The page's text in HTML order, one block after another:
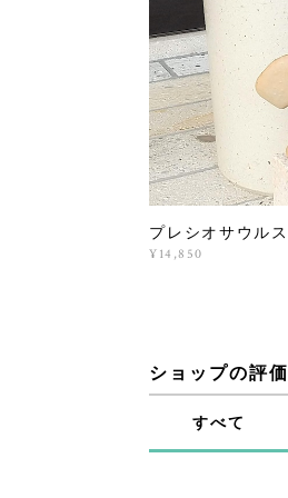
プレシオサウルス
¥14,850
ショップの評価
すべて